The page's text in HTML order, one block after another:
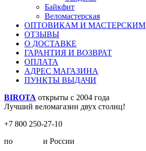
Байкфит
Веломастерская
ОПТОВИКАМ И МАСТЕРСКИМ
ОТЗЫВЫ
О ДОСТАВКЕ
ГАРАНТИЯ И ВОЗВРАТ
ОПЛАТА
АДРЕС МАГАЗИНА
ПУНКТЫ ВЫДАЧИ
BIROTA открыты с 2004 года
Лучший веломагазин двух столиц!
+7 800 250-27-10
по
и России